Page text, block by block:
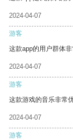
2024-04-07
游客
这款app的用户群体
2024-04-07
游客
这款游戏的音乐非常
2024-04-07
游客